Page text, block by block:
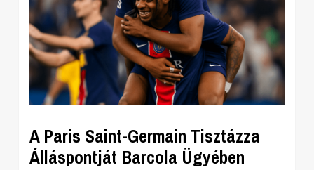
A Paris Saint-Germain Tisztázza
Álláspontját Barcola Ügyében